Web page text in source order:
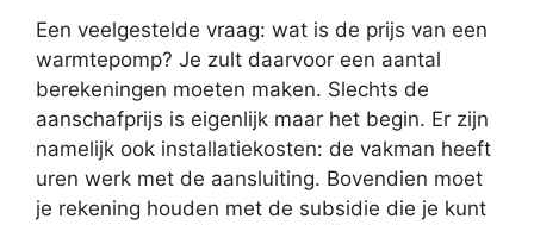
Een veelgestelde vraag: wat is de prijs van een
warmtepomp? Je zult daarvoor een aantal
berekeningen moeten maken. Slechts de
aanschafprijs is eigenlijk maar het begin. Er zijn
namelijk ook installatiekosten: de vakman heeft
uren werk met de aansluiting. Bovendien moet
je rekening houden met de subsidie die je kunt